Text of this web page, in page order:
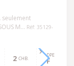
seulement
M... Réf: 35129-
2 CHB. DPE
F